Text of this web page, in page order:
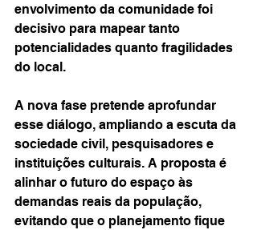
envolvimento da comunidade foi
decisivo para mapear tanto
potencialidades quanto fragilidades
do local.
A nova fase pretende aprofundar
esse diálogo, ampliando a escuta da
sociedade civil, pesquisadores e
instituições culturais. A proposta é
alinhar o futuro do espaço às
demandas reais da população,
evitando que o planejamento fique